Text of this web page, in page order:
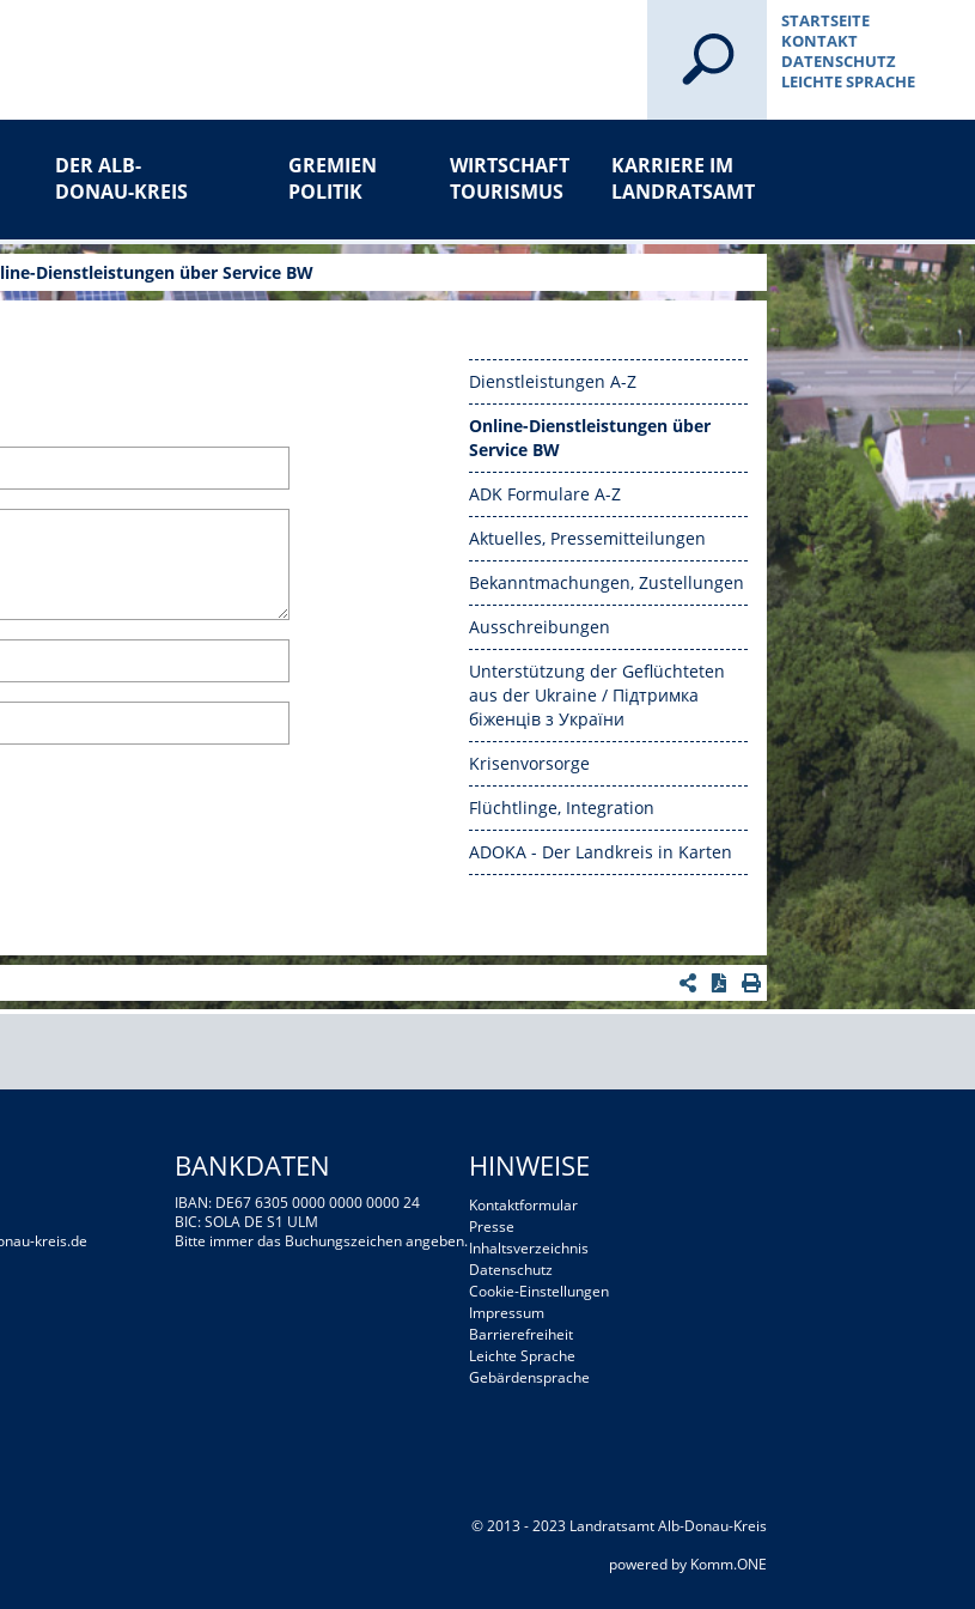
STARTSEITE
KONTAKT
DATENSCHUTZ
LEICHTE SPRACHE
DER ALB-
DONAU-KREIS
GREMIEN
POLITIK
WIRTSCHAFT
TOURISMUS
KARRIERE IM
LANDRATSAMT
Dienstleistungen über Service BW
Dienstleistungen A-Z
Online-Dienstleistungen über
Service BW
ADK Formulare A-Z
Aktuelles, Pressemitteilungen
Bekanntmachungen, Zustellungen
Ausschreibungen
Unterstützung der Geflüchteten
aus der Ukraine / Підтримка
біженців з України
Krisenvorsorge
Flüchtlinge, Integration
ADOKA - Der Landkreis in Karten
kreis.de
BANKDATEN
IBAN: DE67 6305 0000 0000 0000 24
BIC: SOLA DE S1 ULM
Bitte immer das Buchungszeichen angeben.
HINWEISE
Kontaktformular
Presse
Inhaltsverzeichnis
Datenschutz
Cookie-Einstellungen
Impressum
Barrierefreiheit
Leichte Sprache
Gebärdensprache
© 2013 - 2023 Landratsamt Alb-Donau-Kreis
powered by Komm.ONE